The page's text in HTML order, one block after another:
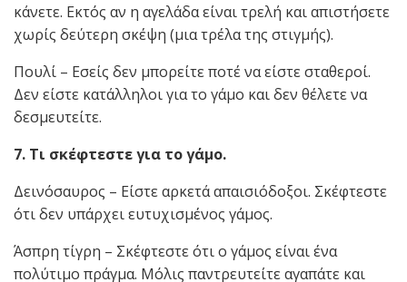
κάνετε. Εκτός αν η αγελάδα είναι τρελή και απιστήσετε
χωρίς δεύτερη σκέψη (μια τρέλα της στιγμής).
Πουλί – Εσείς δεν μπορείτε ποτέ να είστε σταθεροί.
Δεν είστε κατάλληλοι για το γάμο και δεν θέλετε να
δεσμευτείτε.
7. Τι σκέφτεστε για το γάμο.
Δεινόσαυρος – Είστε αρκετά απαισιόδοξοι. Σκέφτεστε
ότι δεν υπάρχει ευτυχισμένος γάμος.
Άσπρη τίγρη – Σκέφτεστε ότι ο γάμος είναι ένα
πολύτιμο πράγμα. Μόλις παντρευτείτε αγαπάτε και